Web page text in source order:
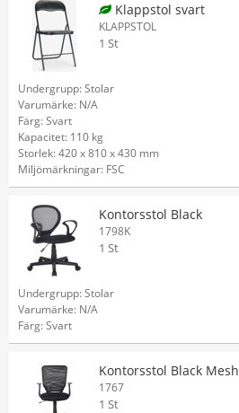
Klappstol svart
KLAPPSTOL
1 St
Undergrupp: Stolar
Varumärke: N/A
Färg: Svart
Kapacitet: 110 kg
Storlek: 420 x 810 x 430 mm
Miljömärkningar: FSC
Kontorsstol Black
1798K
1 St
Undergrupp: Stolar
Varumärke: N/A
Färg: Svart
Kontorsstol Black Mesh
1767
1 St